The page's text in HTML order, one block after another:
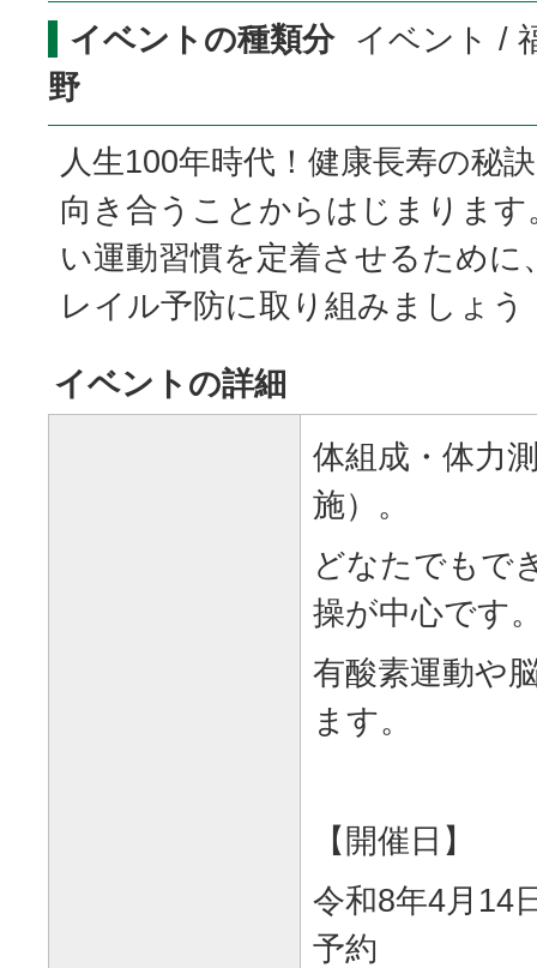
イベントの種類分
野
イベント /
人生100年時代！健康長寿の秘
向き合うことからはじまりま
い運動習慣を定着させるために
レイル予防に取り組みましょう
イベントの詳細
体組成・体力
施）。
どなたでもで
操が中心です
有酸素運動や
ます。
【開催日】
令和8年4月14
予約